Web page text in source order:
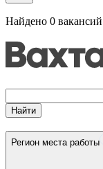
Найдено 0 вакансий
Найти
Регион места работы